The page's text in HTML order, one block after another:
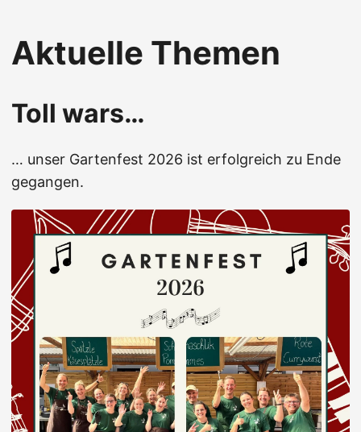
Aktuelle Themen
Toll wars…
… unser Gartenfest 2026 ist erfolgreich zu Ende
gegangen.